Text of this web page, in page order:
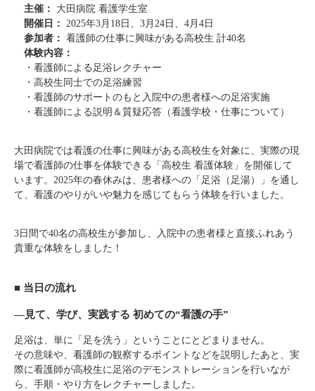
主催：
大田病院 看護学生室
開催日：
2025年3月18日、3月24日、4月4日
参加者： 看護師の仕事に興味がある高校生 計40名
体験内容：
・看護師による足浴レクチャー
・高校生同士での足浴練習
・ 看護師のサポートのもと 入院中の患者様への足浴実施
・看護師による説明＆質疑応答（看護学校・仕事について）
大田病院では看護の仕事に興味がある高校生を対象に、 実際の現
場で看護師の仕事を体験できる「高校生 看護体験」を開催して
います。 2025年の春休みは、 患者様への「足浴（足湯）」を通し
て、看護のやりがいや魅力を感じてもらう体験を行いました。
3日間で40名の高校生が参加し、入院中の患者様と直接ふれあう
貴重な体験をしました！
■ 当日の流れ
―見て、学び、実践する 初めての“看護の手”
足浴は、単に「足を洗う」ということにとどまりません。
その意味や、看護師の観察するポイントなどを説明したあと、実
際に看護師が高校生に足浴のデモンストレーションを行いなが
ら、手順・やり方をレクチャーしました。